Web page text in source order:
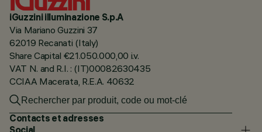
iGuzzini illuminazione S.p.A
Via Mariano Guzzini 37
62019 Recanati (Italy)
Share Capital €21.050.000,00 i.v.
VAT N. and R.I. : (IT)00082630435
CCIAA Macerata, R.E.A. 40632
Contacts et adresses